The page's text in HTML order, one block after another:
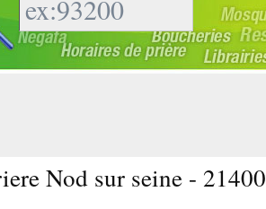
Nod sur seine - 21400